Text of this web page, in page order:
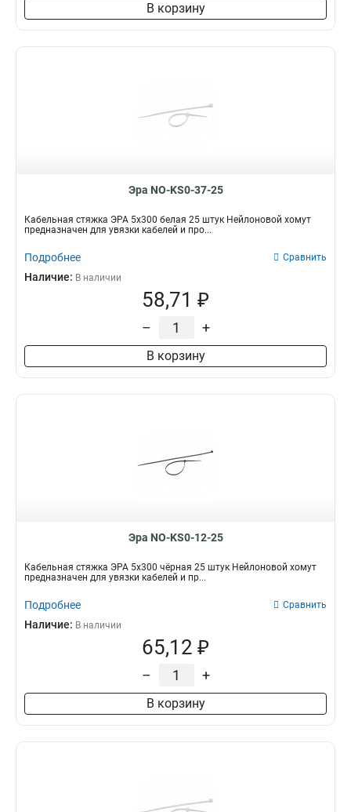
В корзину
Эра NO-KS0-37-25
Кабельная стяжка ЭРА 5x300 белая 25 штук Нейлоновой хомут
предназначен для увязки кабелей и про...
Подробнее Сравнить
Наличие: В наличии
58,71 ₽
– +
В корзину
Эра NO-KS0-12-25
Кабельная стяжка ЭРА 5x300 чёрная 25 штук Нейлоновой хомут
предназначен для увязки кабелей и пр...
Подробнее Сравнить
Наличие: В наличии
65,12 ₽
– +
В корзину